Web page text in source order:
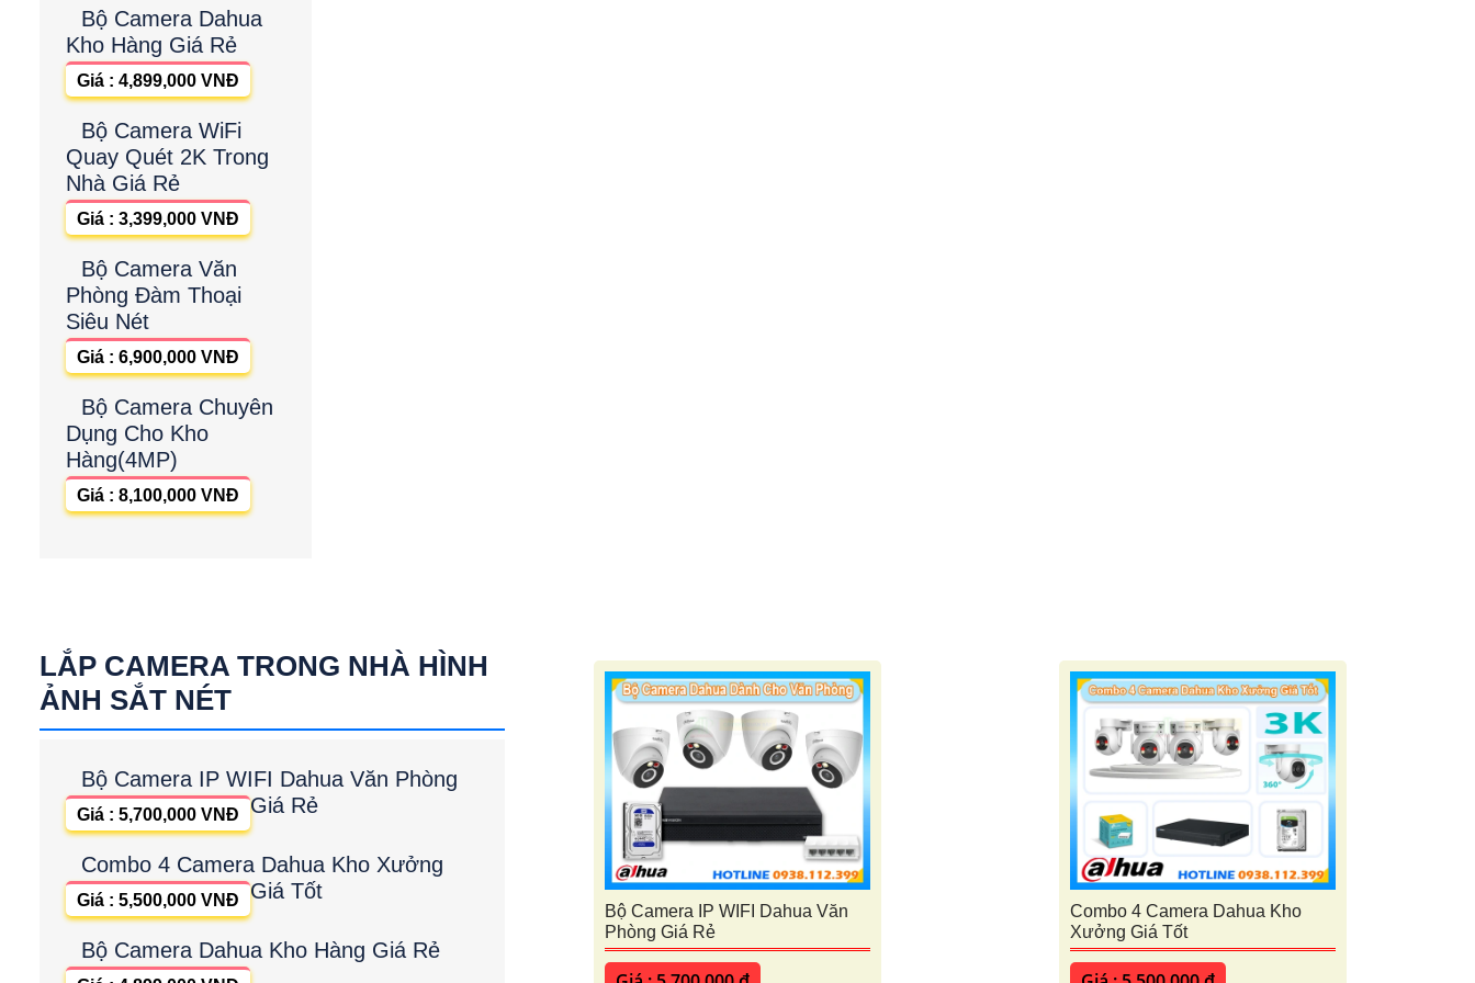
Bộ Camera Dahua
Kho Hàng Giá Rẻ
Giá : 4,899,000 VNĐ
Bộ Camera WiFi
Quay Quét 2K Trong
Nhà Giá Rẻ
Giá : 3,399,000 VNĐ
Bộ Camera Văn
Phòng Đàm Thoại
Siêu Nét
Giá : 6,900,000 VNĐ
Bộ Camera Chuyên
Dụng Cho Kho
Hàng(4MP)
Giá : 8,100,000 VNĐ
LẮP CAMERA TRONG NHÀ HÌNH
ẢNH SẮT NÉT
Bộ Camera IP WIFI Dahua Văn Phòng
Giá Rẻ
Giá : 5,700,000 VNĐ
Combo 4 Camera Dahua Kho Xưởng
Giá Tốt
Giá : 5,500,000 VNĐ
Bộ Camera Dahua Kho Hàng Giá Rẻ
Bộ Camera IP WIFI Dahua Văn
Phòng Giá Rẻ
Combo 4 Camera Dahua Kho
Xưởng Giá Tốt